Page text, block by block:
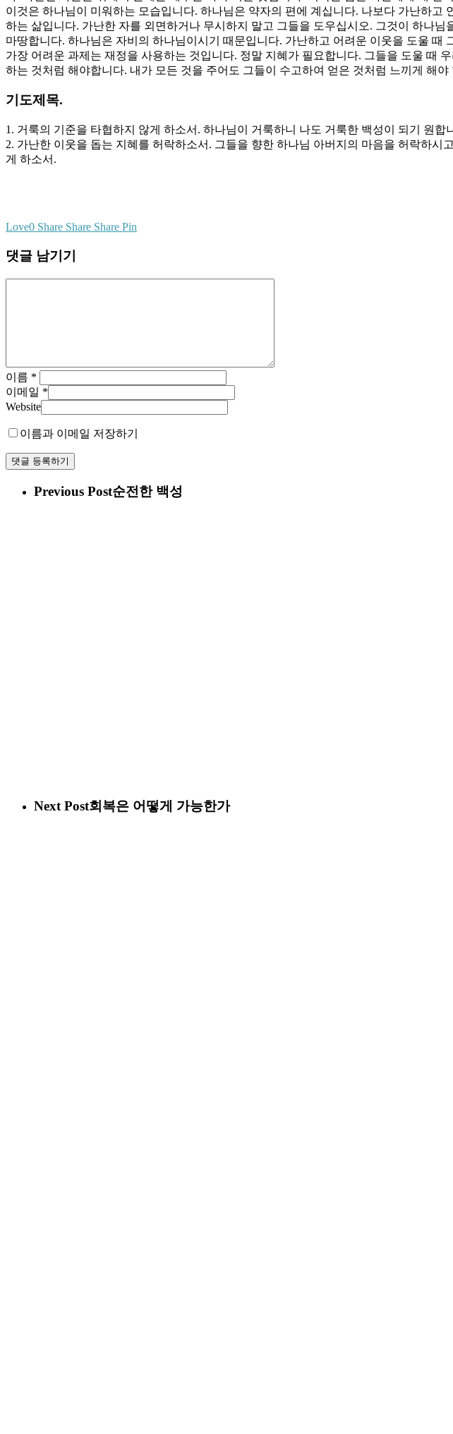
이것은 하나님이 미워하는 모습입니다. 하나님은 약자의 편에 계십니다. 나보다 가난하
하는 삶입니다. 가난한 자를 외면하거나 무시하지 말고 그들을 도우십시오. 그것이 하나
마땅합니다. 하나님은 자비의 하나님이시기 때문입니다. 가난하고 어려운 이웃을 도울
가장 어려운 과제는 재정을 사용하는 것입니다. 정말 지혜가 필요합니다. 그들을 도울 때
하는 것처럼 해야합니다. 내가 모든 것을 주어도 그들이 수고하여 얻은 것처럼 느끼게 해
기도제목.
1. 거룩의 기준을 타협하지 않게 하소서. 하나님이 거룩하니 나도 거룩한 백성이 되기 원
2. 가난한 이웃을 돕는 지혜를 허락하소서. 그들을 향한 하나님 아버지의 마음을 허락하
게 하소서.
Love0 Share Share Share Pin
댓글 남기기
이름 *
이메일 *
Website
이름과 이메일 저장하기
Previous Post순전한 백성
Next Post회복은 어떻게 가능한가